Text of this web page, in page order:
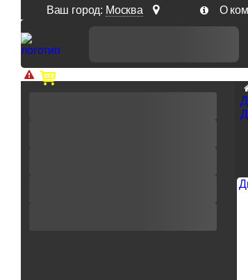
Ваш город: Москва О
Доп. скидка от цен на сайте 7% при